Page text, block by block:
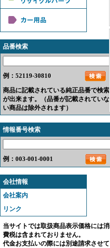
品番検索
例：52119-30810
商品に記載されている純正品番で検索
が出来ます。（品番が記載されていな
い商品は除外されます）
情報番号検索
例：003-001-0001
会社情報
会社案内
リンク
当サイトでは取扱商品表示価格には消
費税は含まれておりません。
代金お支払いの際には別途請求させて